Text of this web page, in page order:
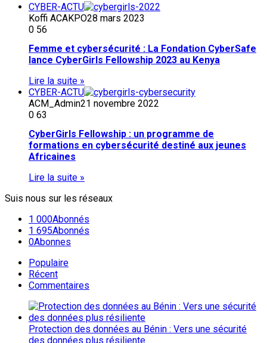
CYBER-ACTU
Koffi ACAKPO28 mars 2023
0 56
Femme et cybersécurité : La Fondation CyberSafe
lance CyberGirls Fellowship 2023 au Kenya
Lire la suite »
CYBER-ACTU
ACM_Admin21 novembre 2022
0 63
CyberGirls Fellowship : un programme de
formations en cybersécurité destiné aux jeunes
Africaines
Lire la suite »
Suis nous sur les réseaux
1 000Abonnés
1 695Abonnés
0Abonnes
Populaire
Récent
Commentaires
Protection des données au Bénin : Vers une sécurité
des données plus résiliente